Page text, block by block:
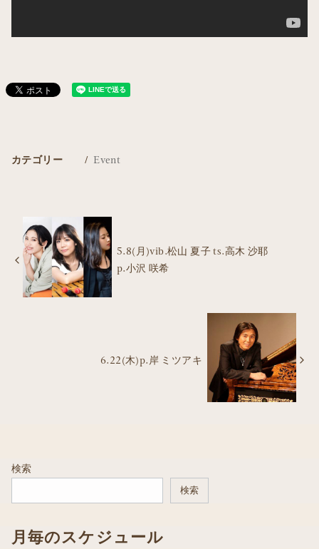
カテゴリー Event
5.8(月)vib.松山 夏子 ts.高木 沙耶
p.小沢 咲希
6.22(木)p.岸 ミツアキ
検索
検索
月毎のスケジュール